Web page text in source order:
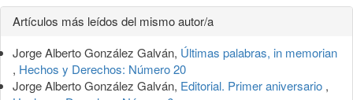
Detalles
del
artículo
Artículos más leídos del mismo autor/a
Jorge Alberto González Galván, Últimas palabras, in memorian
, Hechos y Derechos: Número 20
Jorge Alberto González Galván, Editorial. Primer aniversario ,